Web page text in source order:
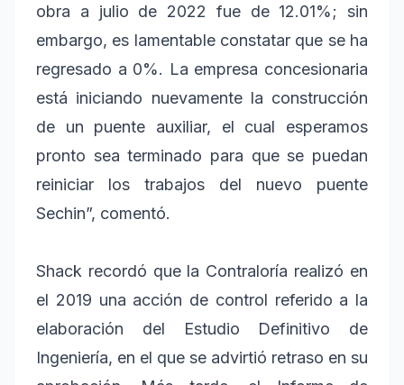
obra a julio de 2022 fue de 12.01%; sin
embargo, es lamentable constatar que se ha
regresado a 0%. La empresa concesionaria
está iniciando nuevamente la construcción
de un puente auxiliar, el cual esperamos
pronto sea terminado para que se puedan
reiniciar los trabajos del nuevo puente
Sechin”, comentó.
Shack recordó que la Contraloría realizó en
el 2019 una acción de control referido a la
elaboración del Estudio Definitivo de
Ingeniería, en el que se advirtió retraso en su